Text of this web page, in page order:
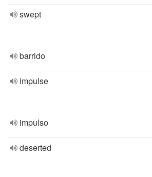
swept
barrido
impulse
impulso
deserted